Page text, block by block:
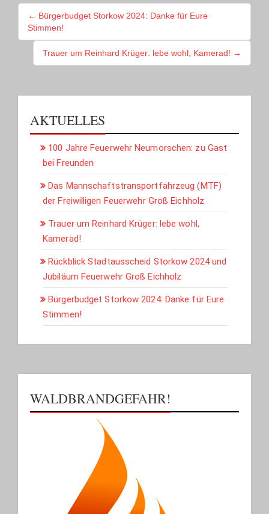
BEITRAGSNAVIGATION
← Bürgerbudget Storkow 2024: Danke für Eure
Stimmen!
Trauer um Reinhard Krüger: lebe wohl, Kamerad! →
AKTUELLES
100 Jahre Feuerwehr Neumorschen: zu Gast
bei Freunden
Das Mannschaftstransportfahrzeug (MTF)
der Freiwilligen Feuerwehr Groß Eichholz
Trauer um Reinhard Krüger: lebe wohl,
Kamerad!
Rückblick Stadtausscheid Storkow 2024 und
Jubiläum Feuerwehr Groß Eichholz
Bürgerbudget Storkow 2024: Danke für Eure
Stimmen!
WALDBRANDGEFAHR!